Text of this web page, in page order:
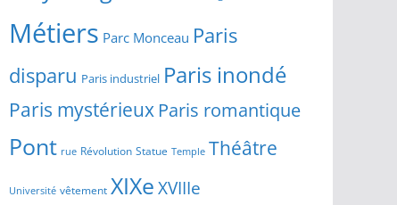
Métiers Parc Monceau Paris
disparu Paris industriel Paris inondé
Paris mystérieux Paris romantique
Pont rue Révolution Statue Temple Théâtre
Université vêtement XIXeXVIIIe